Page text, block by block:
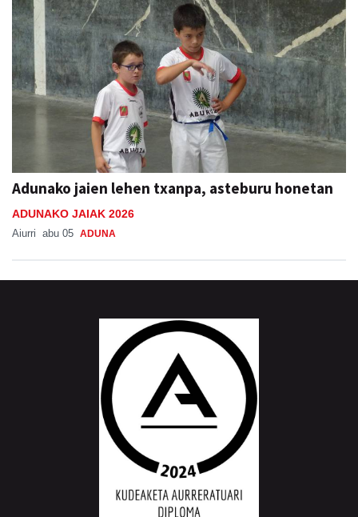
Adunako jaien lehen txanpa, asteburu honetan
ADUNAKO JAIAK 2026
Aiurri abu 05 ADUNA